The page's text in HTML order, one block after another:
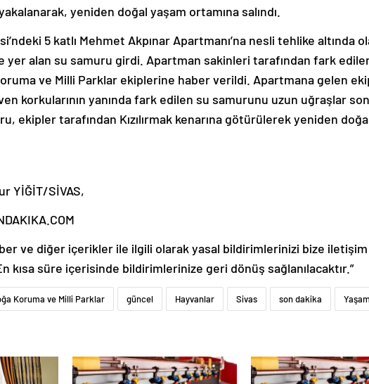
yeniden doğal yaşam ortamına salındı.
5 katlı Mehmet Akpınar Apartmanı’na nesli tehlike altında
yer alan su samuru girdi. Apartman sakinleri tarafından fark
ve Milli Parklar ekiplerine haber verildi. Apartmana gelen
korkularının yanında fark edilen su samurunu uzun uğraşlar
ekipler tarafından Kızılırmak kenarına götürülerek yeniden
YİĞİT/SİVAS,
ve diğer içerikler ile ilgili olarak yasal bildirimlerinizi bize iletişim
kısa süre içerisinde bildirimlerinize geri dönüş sağlanılacaktır.”
Koruma ve Milli Parklar güncel Hayvanlar Sivas son dakika Yaşam